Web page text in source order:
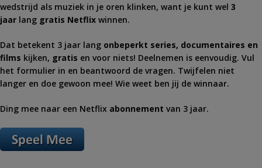
wedstrijd als muziek in je oren klinken, want je kunt wel 3
jaar lang gratis Netflix winnen.
Dat betekent 3 jaar lang onbeperkt series, documentaires en
films kijken, gratis en voor niets! Deelnemen is eenvoudig. Vul
het formulier in en beantwoord de vragen. Twijfelen niet
langer en doe gewoon mee! Wie weet ben jij de winnaar.
Ding mee naar een Netflix abonnement van 3 jaar.